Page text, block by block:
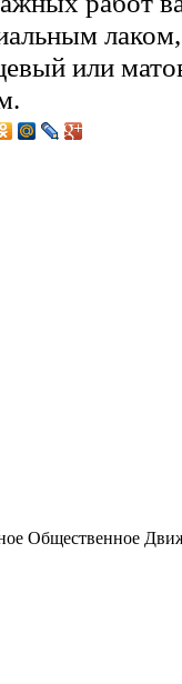
или
Общественное